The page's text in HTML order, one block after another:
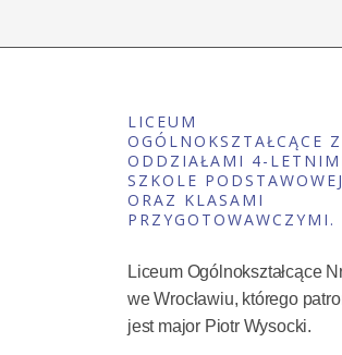
LICEUM
OGÓLNOKSZTAŁCĄCE Z
ODDZIAŁAMI 4-
SZKOLE PODSTAWOWEJ
ORAZ KLASAMI
PRZYGOTOWAWCZYMI.
Liceum Ogólnokształcące
we Wrocławiu, którego
jest major Piotr Wysocki.